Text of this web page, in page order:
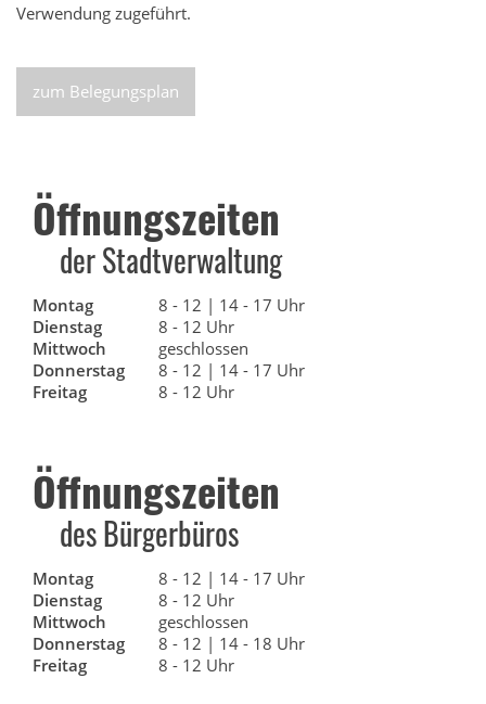
Verwendung zugeführt.
zum Belegungsplan
Öffnungszeiten
der Stadtverwaltung
Montag
8 - 12 | 14 - 17 Uhr
Dienstag
8 - 12 Uhr
Mittwoch
geschlossen
Donnerstag
8 - 12 | 14 - 17 Uhr
Freitag
8 - 12 Uhr
Öffnungszeiten
des Bürgerbüros
Montag
8 - 12 | 14 - 17 Uhr
Dienstag
8 - 12 Uhr
Mittwoch
geschlossen
Donnerstag
8 - 12 | 14 - 18 Uhr
Freitag
8 - 12 Uhr